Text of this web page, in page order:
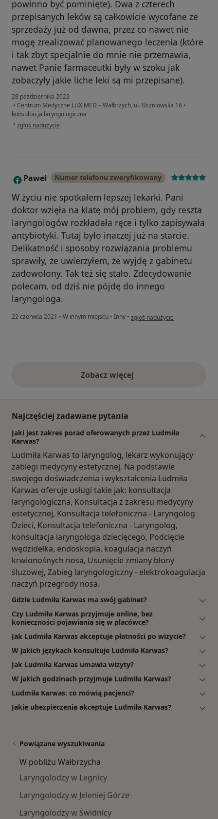
powinno być pominięte). Dwa z czterech
przepisanych leków są całkowicie wycofane ze
sprzedaży już od dawna, przez co nawet nie
mogę zrealizować planowanego leczenia (które
i tak zbyt specjalnie do mnie nie przemawia,
nawet Panie farmaceutki były w szoku jak
zobaczyły jakie liche leki są mi przepisane).
28 października 2022
• Centrum Medyczne LUX MED – Wałbrzych, ul. Uczniowska 16 •
konsultacja laryngologiczna
• w opinii użytkownika K
zgłoś nadużycie
P Paweł Numer telefonu zweryfikowany
W życiu nie spotkałem lepszej lekarki. Pani
doktor wzięła na klatę mój problem, gdy reszta
laryngologów rozkładała ręce i tylko zapisywała
antybiotyki. Tutaj było inaczej już na starcie.
Delikatność i sposoby rozwiązania problemu
sprawiły, że uwierzyłem, że wyjdę z gabinetu
zadowolony. Tak też się stało. Zdecydowanie
polecam, od dziś nie pójdę do innego
laryngologa.
22 czerwca 2021 • W innym miejscu • Inny • w opinii użytkownika Paweł
zgłoś nadużycie
Zobacz więcejopinie powyżej
Najczęściej zadawane pytania
Jaki jest zakres porad oferowanych przez Ludmiła
Karwas?
Ludmiła Karwas to laryngolog, lekarz wykonujący
zabiegi medycyny estetycznej. Na podstawie
swojego doświadczenia i wykształcenia Ludmiła
Karwas oferuje usługi takie jak: konsultacja
laryngologiczna, Konsultacja z zakresu medycyny
estetycznej, Konsultacja telefoniczna - Laryngolog
Dzieci, Konsultacja telefoniczna - Laryngolog,
konsultacja laryngologa dziecięcego, Podcięcie
wędzidełka, endoskopia, koagulacja naczyń
krwionośnych nosa, Usunięcie zmiany błony
śluzowej, Zabieg laryngologiczny - elektrokoagulacja
naczyń przegrody nosa.
Gdzie Ludmiła Karwas ma swój gabinet?
Czy Ludmiła Karwas przyjmuje online, bez
konieczności pojawiania się w placówce?
Jak Ludmiła Karwas akceptuje płatności po wizycie?
W jakich językach konsultuje Ludmiła Karwas?
Jak Ludmiła Karwas umawia wizyty?
W jakich godzinach przyjmuje Ludmiła Karwas?
Ludmiła Karwas: co mówią pacjenci?
Jakie ubezpieczenia akceptuje Ludmiła Karwas?
Powiązane wyszukiwania
W pobliżu Wałbrzycha
Laryngolodzy w Legnicy
Laryngolodzy w Jeleniej Górze
Laryngolodzy w Świdnicy